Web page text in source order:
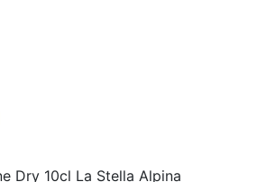
Dry 10cl La Stella Alpina